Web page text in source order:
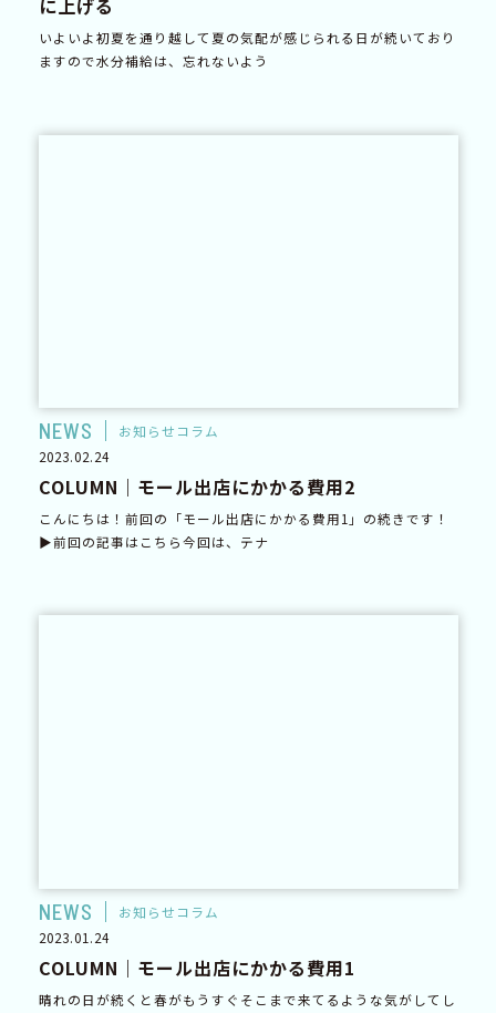
に上げる
いよいよ初夏を通り越して夏の気配が感じられる日が続いており
ますので水分補給は、忘れないよう
NEWS
お知らせコラム
2023.02.24
COLUMN｜モール出店にかかる費用2
こんにちは！前回の「モール出店にかかる費用1」の続きです！
▶前回の記事はこちら今回は、テナ
NEWS
お知らせコラム
2023.01.24
COLUMN｜モール出店にかかる費用1
晴れの日が続くと春がもうすぐそこまで来てるような気がしてし